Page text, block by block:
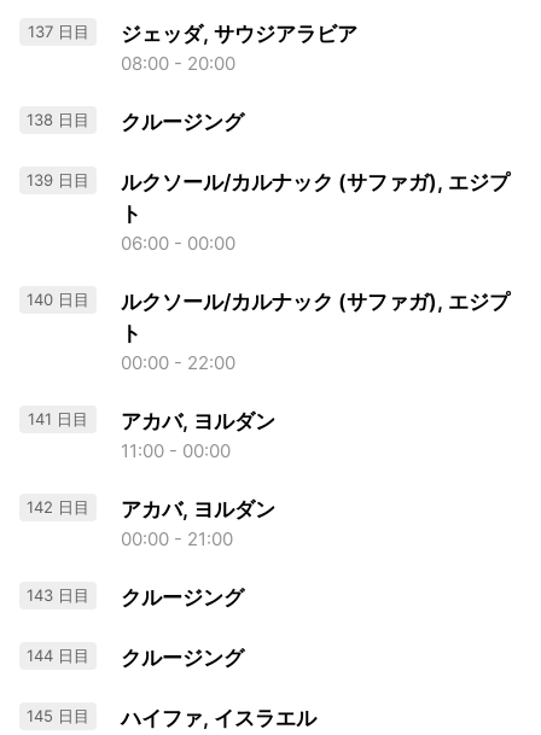
137 日目 ジェッダ, サウジアラビア
08:00 - 20:00
138 日目 クルージング
139 日目
ルクソール/カルナック (サファガ), エジプ
ト
06:00 - 00:00
140 日目
ルクソール/カルナック (サファガ), エジプ
ト
00:00 - 22:00
141 日目 アカバ, ヨルダン
11:00 - 00:00
142 日目 アカバ, ヨルダン
00:00 - 21:00
143 日目 クルージング
144 日目 クルージング
145 日目 ハイファ, イスラエル